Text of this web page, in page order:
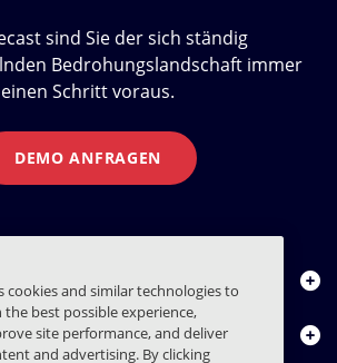
sind Sie der sich ständig
Bedrohungslandschaft immer
einen Schritt voraus.
DEMO ANFRAGEN
cookies and similar technologies to
best possible experience,
site performance, and deliver
and advertising. By clicking